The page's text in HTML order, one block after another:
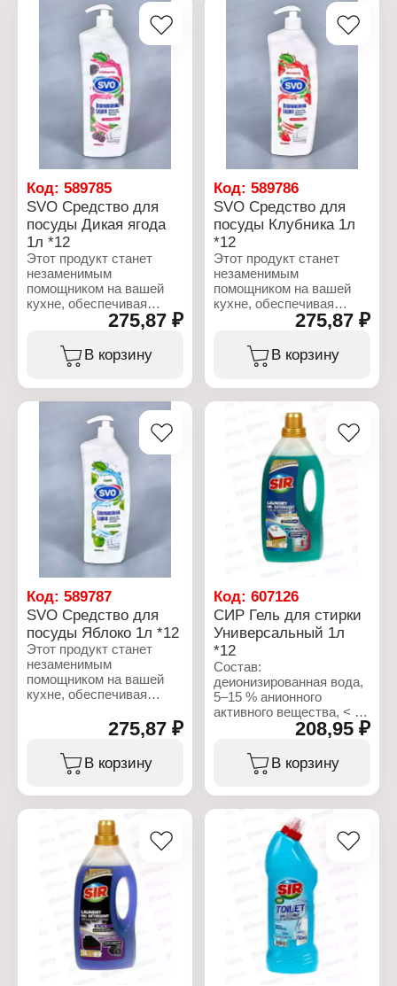
сияющей. Состав:
15%-30% анионное
активное вещество. 5%
неионогенное активное
вещество, отдушка,
консервант
(метилхлоризотиазолинон)
и красители.
Характеристики:
Бренд: SVO
Тип товара: Средство
для мытья посуды
Аромат: Апельсин
Объем: 1 л
15%-30% анионное
активное вещество. 5%
неионогенное активное
вещество, отдушка,
консервант
(метилхлоризотиазолинон)
и красители.
Характеристики:
Бренд: SVO
Тип товара: Средство
Аромат: Гранат
Объем: 1 л
Код: 589785
SVO Средство для
посуды Дикая ягода
1л *12
Этот продукт станет
незаменимым
помощником на вашей
кухне, обеспечивая
идеальную чистоту и
свежесть. Специально
разработанная формула
эффективно
сияющей. Состав:
15%-30% анионное
активное вещество. 5%
неионогенное активное
вещество, отдушка,
консервант
(метилхлоризотиазолинон)
и красители.
Характеристики:
Бренд: SVO
Тип товара: Средство
для мытья посуды
Аромат: Дикая ягода
Объем: 1 л
275,87 ₽
В корзину
Код:589786
SVO Средство для
посуды Клубника 1л
*12
Этот продукт станет
незаменимым
помощником на вашей
кухне, обеспечивая
идеальную чистоту и
свежесть. Специально
разработанная формула
эффективно
посуду чистой и
сияющей. Состав:
15%-30% анионное
активное вещество. 5%
неионогенное активное
вещество, отдушка,
консервант
(метилхлоризотиазолинон)
и красители.
Характеристики:
Тип товара: Средство
для мытья посуды
Аромат: клубника
Объем: 1 л
275,87 ₽
В корзину
Код: 589787
SVO Средство для
посуды Яблоко 1л *12
Этот продукт станет
незаменимым
помощником на вашей
кухне, обеспечивая
свежесть. Специально
разработанная формула
эффективно
справляется с жиром и
посуду чистой и
15%-30% анионное
активное вещество. 5%
неионогенное активное
вещество, отдушка,
консервант
(метилхлоризотиазолинон)
и красители.
Характеристики:
Бренд: SVO
275,87 ₽
В корзину
Код:607126
СИР Гель для стирки
Универсальный 1л
*12
Состав:
деионизированная вода,
5–15 % анионного
активного вещества, < 5
% неионогенного
активного вещества,
фосфонаты, мыло,
полимер, ферменты,
(бензизотиазолинон,
метилизотиазолинон),
отдушка (линалоол),
краситель.
Характеристики:
Бренд: SIR
Тип товара: Средство
для стирки
Форма выпуска: Гель
208,95 ₽
В корзину